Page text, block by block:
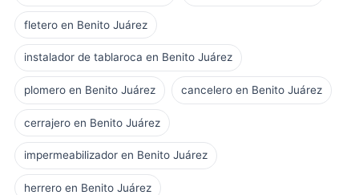
fletero en Benito Juárez
instalador de tablaroca en Benito Juárez
plomero en Benito Juárez cancelero en Benito Juárez
cerrajero en Benito Juárez
impermeabilizador en Benito Juárez
herrero en Benito Juárez